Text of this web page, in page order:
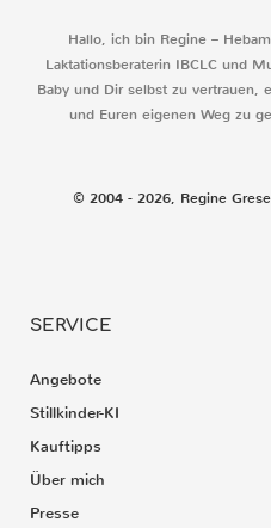
Hallo, ich bin Regine –
Laktationsberaterin IBCLC und
Baby und Dir selbst zu vertrauen,
und Euren eigenen Weg zu
© 2004 - 2026, Regine
SERVICE
Angebote
Stillkinder-KI
Kauftipps
Über mich
Presse